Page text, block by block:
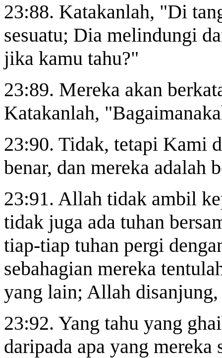
23:88. Katakanlah, "Di
sesuatu; Dia melindungi
jika kamu tahu?"
23:89. Mereka akan
Katakanlah,
23:90. Tidak, tetapi Kami
benar, dan mereka adalah
23:91. Allah tidak ambil
tidak juga ada tuhan
tiap-tiap tuhan pergi
sebahagian mereka
yang lain; Allah disanjung,
23:92. Yang tahu yang
daripada apa yang mereka